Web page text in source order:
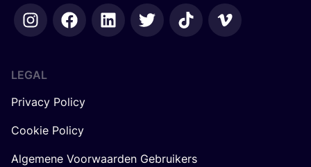
LEGAL
Privacy Policy
Cookie Policy
Algemene Voorwaarden Gebruikers